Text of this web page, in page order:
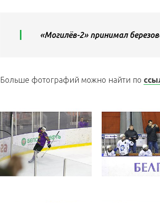
«Могилёв-2» принимал
Больше фотографий можно найти по